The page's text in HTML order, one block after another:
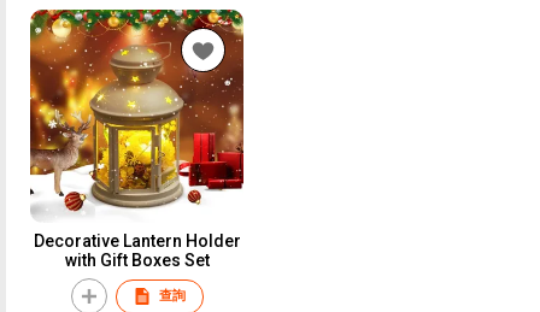
Decorative Lantern Holder
with Gift Boxes Set
查詢